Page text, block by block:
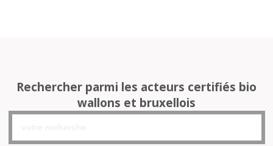
Rechercher parmi les acteurs certifiés bio
wallons et bruxellois